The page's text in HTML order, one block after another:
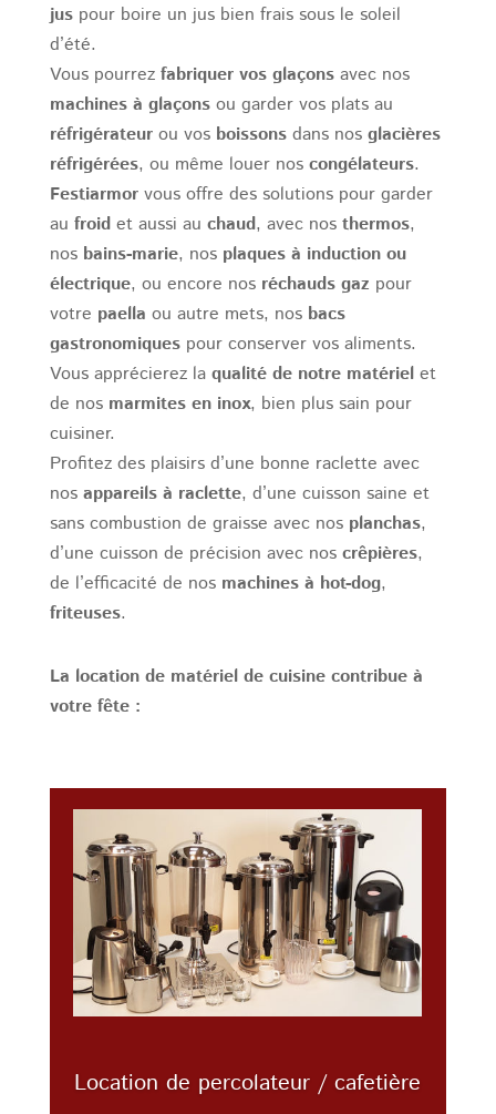
juspour boire un jus bien frais sous le soleil
d’été.
Vous pourrez fabriquer vos glaçonsavec nos
machines à glaçonsou garder vos plats au
réfrigérateurou vos boissonsdans nos glacières
réfrigérées, ou même louer nos congélateurs.
Festiarmorvous offre des solutions pour garder
au froidet aussi au chaud, avec nos thermos,
nos bains-marie, nos plaques à induction ou
électrique, ou encore nos réchauds gaz pour
votre paella ou autre mets, nos bacs
gastronomiquespour conserver vos aliments.
Vous apprécierez la qualité de notre matérielet
de nos marmites en inox, bien plus sain pour
cuisiner.
Profitez des plaisirs d’une bonne raclette avec
nos appareils à raclette, d’une cuisson saine et
sans combustion de graisse avec nos planchas,
d’une cuisson de précision avec nos crêpières,
de l’efficacité de nos machines à hot-dog,
friteuses.
La location de matériel de cuisine contribue à
votre fête :
Location de percolateur / cafetière